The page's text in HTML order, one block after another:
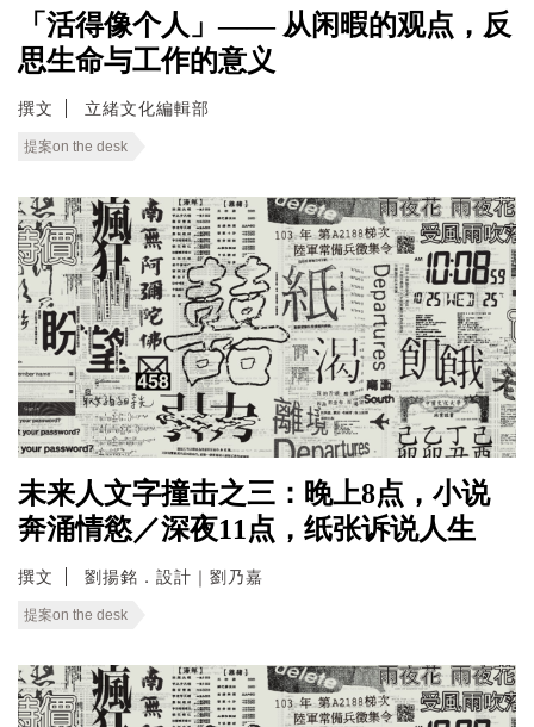
「活得像个人」—— 从闲暇的观点，反
思生命与工作的意义
撰文 立緒文化編輯部
提案on the desk
未来人文字撞击之三：晚上8点，小说
奔涌情慾／深夜11点，纸张诉说人生
撰文 劉揚銘．設計｜劉乃嘉
提案on the desk